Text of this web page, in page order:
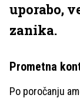
uporabo,
zanika.
Prometna
Po poročanju